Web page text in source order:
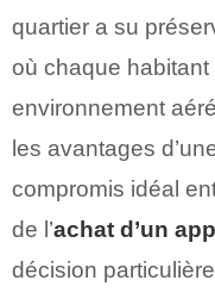
quartier a su
où chaque habitant
environnement
les avantages
compromis idéal
de l’achat d’un
décision